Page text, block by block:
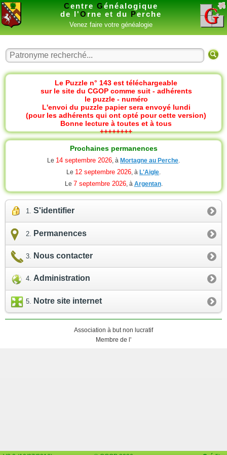
Centre Généalogique
de l'O rne et du Perche
Venez faire votre généalogie
Le Puzzle n° 143 est téléchargeable
sur le site du CGOP comme suit - adhérents
le puzzle - numéro
L'envoi du puzzle papier sera envoyé lundi
(pour les adhérents qui ont opté pour cette version)
Bonne lecture à toutes et à tous
++++++++
Prochaines permanences
Le 14 septembre 2026, à Mortagne au Perche.
Le 12 septembre 2026, à L'Aigle.
Le 7 septembre 2026, à Argentan.
S'identifier
Permanences
Nous contacter
Administration
Notre site internet
Association à but non lucratif
Membre de l'